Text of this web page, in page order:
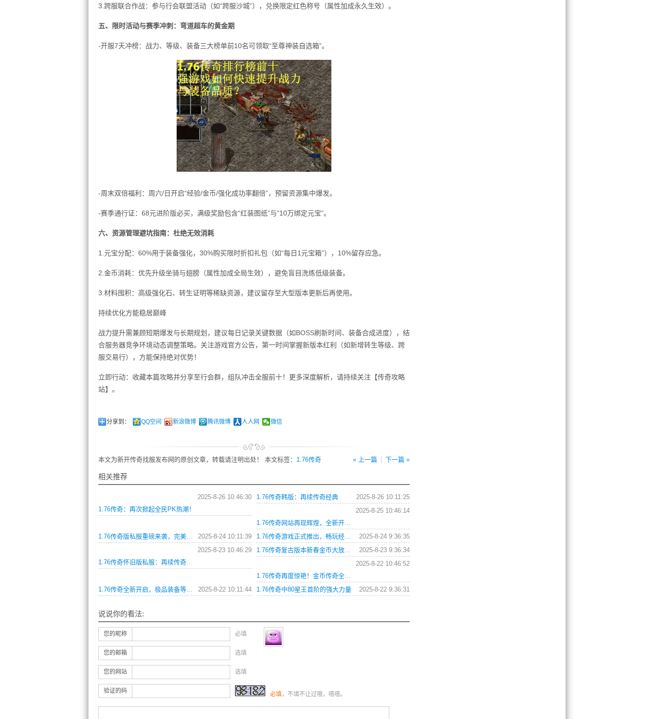
3.跨服联合作战：参与行会联盟活动（如“跨服沙城”），兑换限定红色称号（属性加成永久生效）。
五、限时活动与赛季冲刺：弯道超车的黄金期
-开服7天冲榜：战力、等级、装备三大榜单前10名可领取“至尊神装自选箱”。
-周末双倍福利：周六/日开启“经验/金币/强化成功率翻倍”，预留资源集中爆发。
-赛季通行证：68元进阶版必买，满级奖励包含“红装图纸”与“10万绑定元宝”。
六、资源管理避坑指南：杜绝无效消耗
1.元宝分配：60%用于装备强化，30%购买限时折扣礼包（如“每日1元宝箱”），10%留存应急。
2.金币消耗：优先升级坐骑与翅膀（属性加成全局生效），避免盲目洗练低级装备。
3.材料囤积：高级强化石、转生证明等稀缺资源，建议留存至大型版本更新后再使用。
持续优化方能稳居巅峰
战力提升需兼顾短期爆发与长期规划，建议每日记录关键数据（如BOSS刷新时间、装备合成进度），结
合服务器竞争环境动态调整策略。关注游戏官方公告，第一时间掌握新版本红利（如新增转生等级、跨
服交易行），方能保持绝对优势！
立即行动：收藏本篇攻略并分享至行会群，组队冲击全服前十！更多深度解析，请持续关注【传奇攻略
站】。
分享到： QQ空间 新浪微博 腾讯微博 人人网 微信
« 上一篇 下一篇 »
本文为新开传奇找服发布网的原创文章，转载请注明出处！ 本文标签： 1.76传奇
相关推荐
2025-8-26 10:46:30
1.76传奇：再次掀起全民PK热潮！
2025-8-26 10:11:25
1.76传奇韩版：再续传奇经典
2025-8-25 10:46:14
1.76传奇网站再现辉煌，全新开服引领霸业潮流
2025-8-24 10:11:39
1.76传奇版私服重磅来袭，完美还原经典传奇！ 这是一个让很多游戏玩家们兴奋不已的消息。在这个网游盛行的时代，传奇是一个非常受欢迎的游戏，并且有着非常庞大的玩家群体。而1.76版本则是最为经典的版本，它是所有版本中最为稳定和安全的版本，也是最受玩家们热爱的版本。 2025-8-24 9:36:35
1.76传奇游戏正式推出，畅玩经典热血战斗世界
2025-8-23 10:46:29
1.76传奇怀旧版私服：再续传奇经典
2025-8-23 9:36:34
1.76传奇复古版本新春金币大放送，战斗铸就传奇辉煌
2025-8-22 10:46:52
1.76传奇再度惊艳！金币传奇全新重现！
2025-8-22 10:11:44
1.76传奇全新开启，极品装备等你来战！这是一个称霸江湖的时代，一个需要勇气和实力的年代。如果你想成为这个时代的主角，那么就来挑战这个充满挑战和惊喜的世界。 2025-8-22 9:36:31
1.76传奇中80星王首阶的强大力量
说说你的看法:
您的昵称 必填
您的邮箱 选填
您的网站 选填
验证的码 必填，不填不让过哦，嘻嘻。